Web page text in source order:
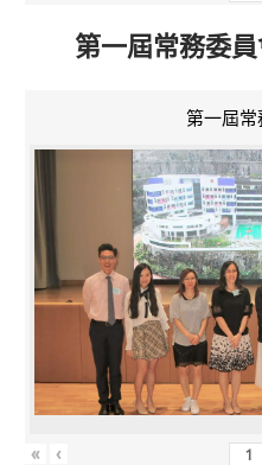
第一屆常務委
第一屆常
« ‹